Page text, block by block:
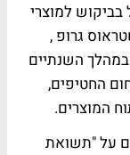
למוצרי
גרופ ,
השנתיים
החטיפים,
המוצרים.
על "תשואת